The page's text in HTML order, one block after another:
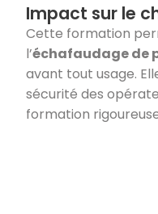
Impact sur le
Cette formation
l’échafaudage de
avant tout usage.
sécurité des
formation